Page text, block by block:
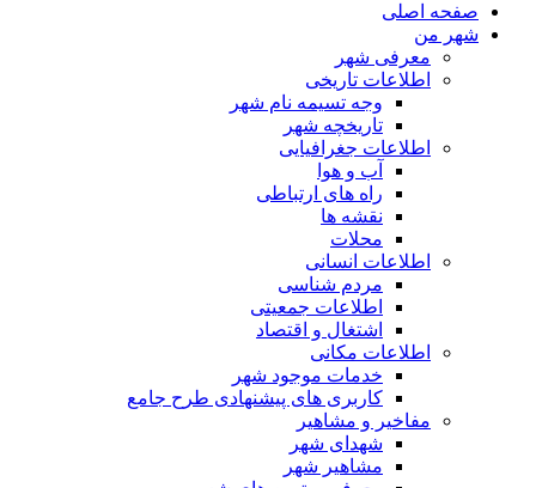
صفحه اصلی
شهر من
معرفی شهر
اطلاعات تاریخی
وجه تسیمه نام شهر
تاریخچه شهر
اطلاعات جغرافیایی
آب و هوا
راه های ارتباطی
نقشه ها
محلات
اطلاعات انسانی
مردم شناسی
اطلاعات جمعیتی
اشتغال و اقتصاد
اطلاعات مکانی
خدمات موجود شهر
کاربری های پیشنهادی طرح جامع
مفاخیر و مشاهیر
شهدای شهر
مشاهیر شهر